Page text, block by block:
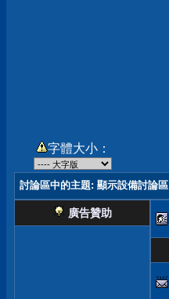
字體大小：
討論區中的主題: 顯示設備討論區
廣告贊助